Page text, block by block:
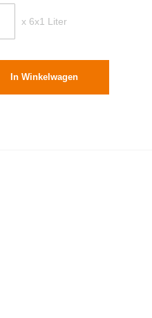
x 6x1 Liter
In Winkelwagen